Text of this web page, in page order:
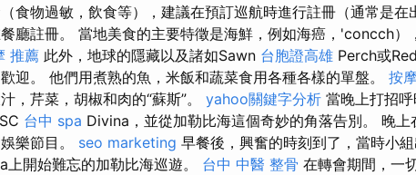
食物過敏，飲食等），建議在預訂巡航時進行註冊（通常是
廳註冊。 當地美食的主要特徵是海鮮，例如海癌，'concch）
推薦 此外，地球的隱藏以及諸如Sawn 台胞證高雄 Perch或Red
迎。 他們用煮熟的魚，米飯和蔬菜食用各種各樣的單盤。 按
，芹菜，胡椒和肉的“蘇斯”。 yahoo關鍵字分析 當晚上打招
台中 spa Divina，並從加勒比海這個奇妙的角落告別。 晚上
樂節目。 seo marketing 早餐後，興奮的時刻到了，當時小
開始難忘的加勒比海巡遊。 台中 中醫 整骨 在轉會期間，一